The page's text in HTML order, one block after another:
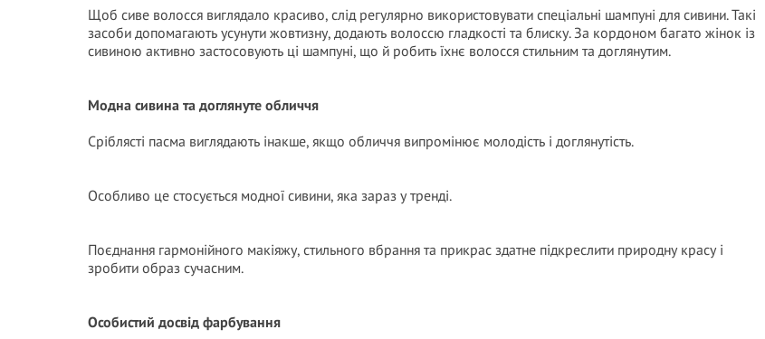
Щоб сиве волосся виглядало красиво, слід регулярно використовувати спеціальні шампуні для сивини. Такі
засоби допомагають усунути жовтизну, додають волоссю гладкості та блиску. За кордоном багато жінок із
сивиною активно застосовують ці шампуні, що й робить їхнє волосся стильним та доглянутим.
Модна сивина та доглянуте обличчя
Сріблясті пасма виглядають інакше, якщо обличчя випромінює молодість і доглянутість.
Особливо це стосується модної сивини, яка зараз у тренді.
Поєднання гармонійного макіяжу, стильного вбрання та прикрас здатне підкреслити природну красу і
зробити образ сучасним.
Особистий досвід фарбування